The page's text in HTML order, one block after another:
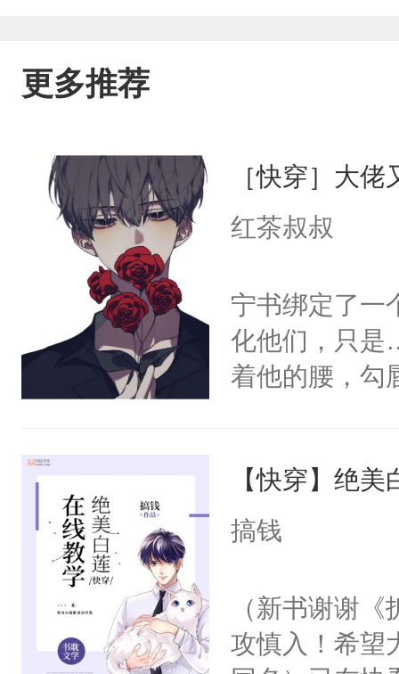
自带万人迷属性，1v1双洁，更新稳定
更多推荐
［快穿］大
红茶叔叔
宁书绑定了一
化他们，只是
着他的腰，勾
来，给老公
用力——为你
【快穿】绝
搞钱
（新书谢谢
攻慎入！希望